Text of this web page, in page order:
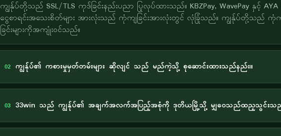
ကျွန်ုပ်တို့သည် SSL/TLS ကုဒ်ခြင်းနည်းပညာ ပြုလုပ်ထားသည်။ KBZPay, WavePay နှင့်
ငွေစာရင်းအသေးစိတ်များ အားလုံးသည် ကုံကျခြင်းအားလုံးတွင် လုံခြုံသည်။ ကျွန်ုပ်တို့သည် ကုံက
ခြင်းများကိုအကျုံးဝင်သည်။
02 ကျွန်ုပ်၏ ကစားမှုမှတ်တမ်းများ ဆိုလျင် သည် မည်ကဲ့သို့ စုဆောင်းထားသည်နည်း။
03 33win သည် ကျွန်ုပ်၏ အချက်အလက်အပြည့်အစုံကို ဒုတိယမြို့သို့ မျှဝေသည်ထည့သွင်းသည်